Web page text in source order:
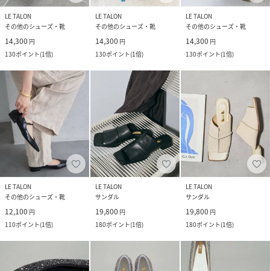
LE TALON
その他のシューズ・靴
14,300 円
130ポイント(1倍)
LE TALON
その他のシューズ・靴
14,300 円
130ポイント(1倍)
LE TALON
その他のシューズ・靴
14,300 円
130ポイント(1倍)
LE TALON
その他のシューズ・靴
12,100 円
110ポイント(1倍)
LE TALON
サンダル
19,800 円
180ポイント(1倍)
LE TALON
サンダル
19,800 円
180ポイント(1倍)